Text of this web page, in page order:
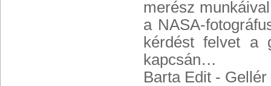
merész
a NASA-
kérdést felvet a
kapcsán…
Barta Edit - Gellér